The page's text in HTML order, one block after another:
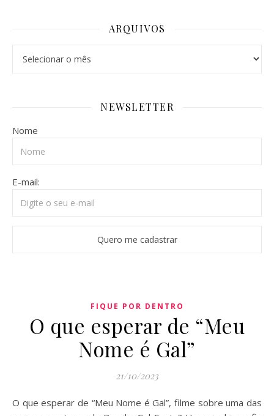
ARQUIVOS
NEWSLETTER
Nome
E-mail:
FIQUE POR DENTRO
O que esperar de “Meu
Nome é Gal”
21/10/2023
O que esperar de “Meu Nome é Gal”, filme sobre uma das